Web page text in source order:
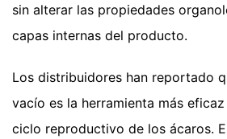
sin alterar las propiedades
capas internas del producto.
Los distribuidores han reportado
vacío es la herramienta más
ciclo reproductivo de los ácaros.